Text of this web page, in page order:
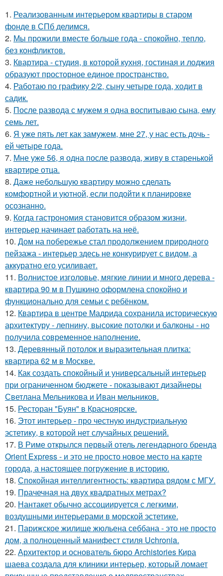
1. Реализованным интерьером квартиры в старом
фонде в СПб делимся.
2. Мы прожили вместе больше года - спокойно, тепло,
без конфликтов.
3. Квартира - студия, в которой кухня, гостиная и лоджия
образуют просторное единое пространство.
4. Работаю по графику 2/2, сыну четыре года, ходит в
садик.
5. После развода с мужем я одна воспитываю сына, ему
семь лет.
6. Я уже пять лет как замужем, мне 27, у нас есть дочь -
ей четыре года.
7. Мне уже 56, я одна после развода, живу в старенькой
квартире отца.
8. Даже небольшую квартиру можно сделать
комфортной и уютной, если подойти к планировке
осознанно.
9. Когда гастрономия становится образом жизни,
интерьер начинает работать на неё.
10. Дом на побережье стал продолжением природного
пейзажа - интерьер здесь не конкурирует с видом, а
аккуратно его усиливает.
11. Волнистое изголовье, мягкие линии и много дерева -
квартира 90 м в Пушкино оформлена спокойно и
функционально для семьи с ребёнком.
12. Квартира в центре Мадрида сохранила историческую
архитектуру - лепнину, высокие потолки и балконы - но
получила современное наполнение.
13. Деревянный потолок и выразительная плитка:
квартира 62 м в Москве.
14. Как создать спокойный и универсальный интерьер
при ограниченном бюджете - показывают дизайнеры
Светлана Мельникова и Иван мельников.
15. Ресторан "Буян" в Красноярске.
16. Этот интерьер - про честную индустриальную
эстетику, в которой нет случайных решений.
17. В Риме открылся первый отель легендарного бренда
Orient Express - и это не просто новое место на карте
города, а настоящее погружение в историю.
18. Спокойная интеллигентность: квартира рядом с МГУ.
19. Прачечная на двух квадратных метрах?
20. Нантакет обычно ассоциируется с легкими,
воздушными интерьерами в морской эстетике.
21. Парижское жилище жюльена себбана - это не просто
дом, а полноценный манифест стиля Uchronia.
22. Архитектор и основатель бюро Archistories Кира
шаева создала для клиники интерьер, который ломает